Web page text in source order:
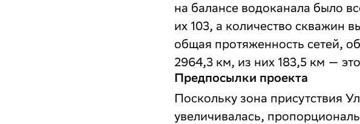
на балансе водоканала было
их 103, а количество скважин
общая протяженность сетей,
2964,3 км, из них 183,5 км —
Предпосылки проекта
Поскольку зона присутствия
увеличивалась,